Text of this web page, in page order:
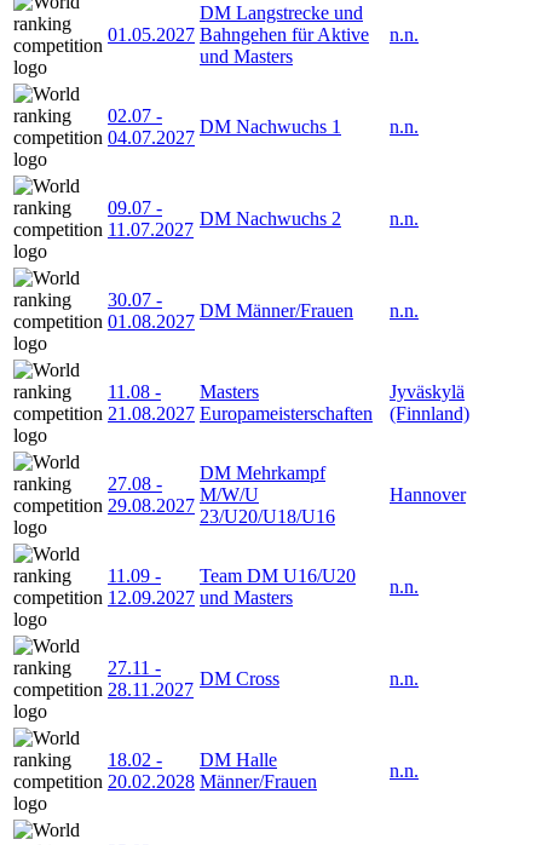
01.05.2027
DM Langstrecke und
Bahngehen für Aktive
und Masters
n.n.
02.07 -
04.07.2027
DM Nachwuchs 1 n.n.
09.07 -
11.07.2027
DM Nachwuchs 2 n.n.
30.07 -
01.08.2027
DM Männer/Frauen n.n.
11.08 -
21.08.2027
Masters
Europameisterschaften
Jyväskylä
(Finnland)
27.08 -
29.08.2027
DM Mehrkampf
M/W/U
23/U20/U18/U16
Hannover
11.09 -
12.09.2027
Team DM U16/U20
und Masters
n.n.
27.11 -
28.11.2027
DM Cross n.n.
18.02 -
20.02.2028
DM Halle
Männer/Frauen
n.n.